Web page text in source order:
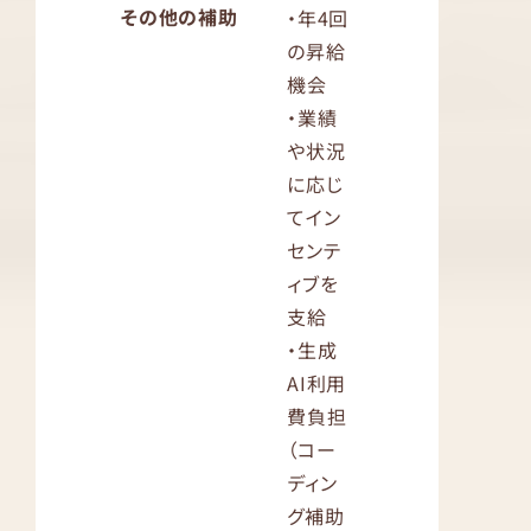
その他の補助
・年4回
の昇給
機会
・業績
や状況
に応じ
てイン
センテ
ィブを
支給
・生成
AI利用
費負担
（コー
ディン
グ補助